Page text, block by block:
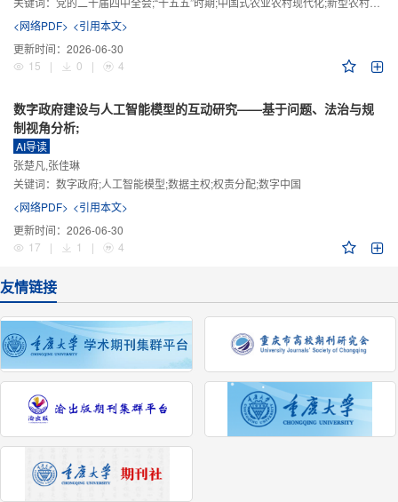
<网络PDF> <引用本文>
更新时间： 2026-06-30
15
| 0 | 4
数字政府建设与人工智能模型的互动研究——基于问题、法治与规
制视角分析;
AI导读
张楚凡,张佳琳
关键词： 数字政府;人工智能模型;数据主权;权责分配;数字中国
<网络PDF> <引用本文>
更新时间： 2026-06-30
17
| 1 | 4
友情链接